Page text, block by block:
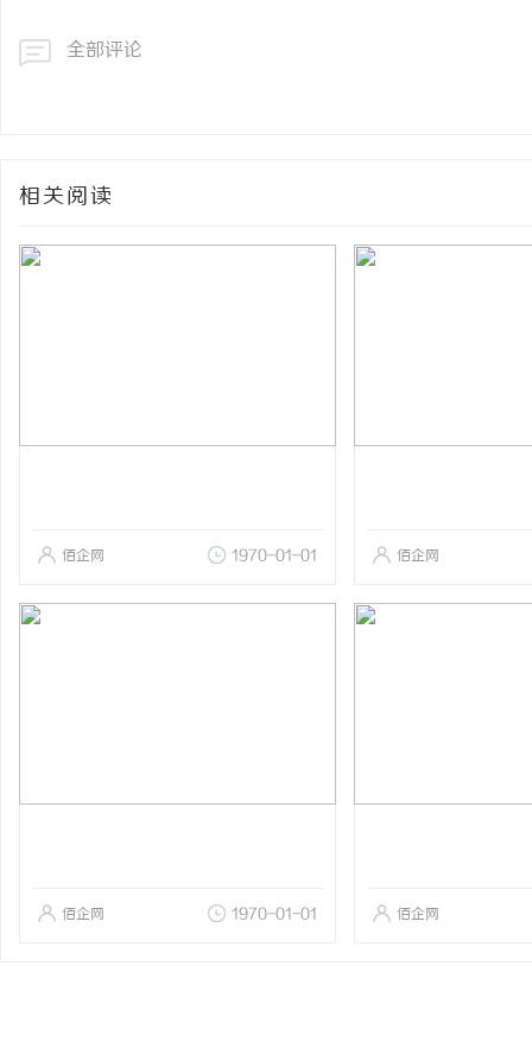
全部评论
相关阅读
佰企网 1970-01-01 佰企网
佰企网 1970-01-01 佰企网